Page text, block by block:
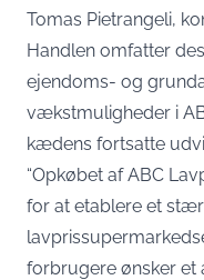
Tomas Pietrangeli,
Handlen omfatter
ejendoms- og
vækstmuligheder i
kædens fortsatte
“Opkøbet af ABC
for at etablere et
forbrugere ønsker et